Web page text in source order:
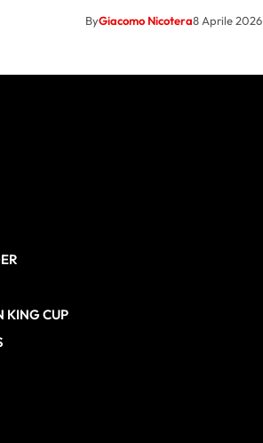
ByGiacomo Nicotera8 Aprile 2026
KING CUP